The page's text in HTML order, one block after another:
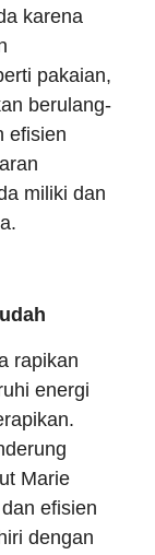
karena
pakaian,
berulang-
efisien
miliki dan
rapikan
energi
Marie
efisien
dengan